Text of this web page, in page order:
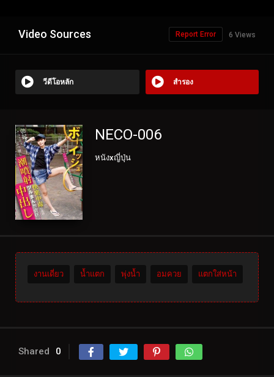
Video Sources 6 Views
Report Error
วีดีโอหลัก สำรอง
NECO-006
หนังxญี่ปุ่น
งานเดี่ยว น้ำแตก พุ่งน้ำ อมควย แตกใส่หน้า
Shared 0